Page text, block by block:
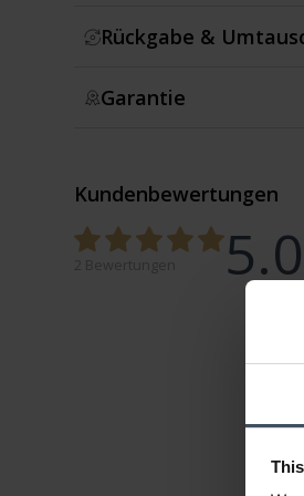
Rückgabe &
Garantie
Kundenbewertungen
5.0